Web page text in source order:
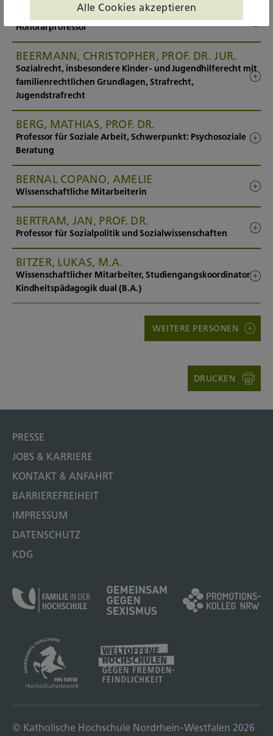
BECKER, ANDREAS, PROF. DR. MED.
Honorarprofessor
BEERMANN, CHRISTOPHER, PROF. DR. JUR.
Sozialrecht, insbesondere Kinder- und Jugendhilferecht mit
familienrechtlichen Grundlagen, Strafrecht,
Jugendstrafrecht
BERG, MATHIAS, PROF. DR.
Professor für Soziale Arbeit, Schwerpunkt: Psychosoziale
Beratung
BERNAL COPANO, AMELIE
Wissenschaftliche Mitarbeiterin
BERTRAM, JAN, PROF. DR.
Professor für Sozialpolitik und Sozialwissenschaften
BITZER, LUKAS, M.A.
Wissenschaftlicher Mitarbeiter, Studiengangskoordinator
Kindheitspädagogik dual (B.A.)
WEITERE PERSONEN
DRUCKEN
PRESSE
JOBS & KARRIERE
KONTAKT & ANFAHRT
BARRIEREFREIHEIT
IMPRESSUM
DATENSCHUTZ
KDG
© Katholische Hochschule Nordrhein-Westfalen 2026
Alle Cookies akzeptieren